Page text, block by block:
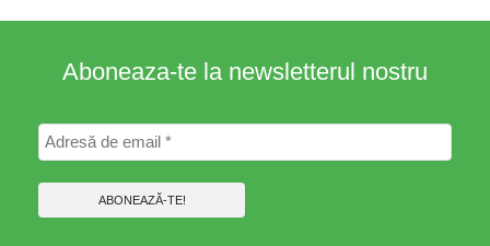
Aboneaza-te la newsletterul nostru